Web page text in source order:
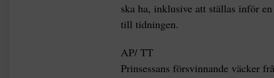
ska ha, inklusive att ställas inför
till tidningen.
AP/ TT
Prinsessans försvinnande väcker